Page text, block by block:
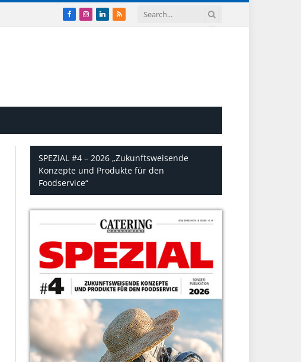
Facebook
Instagram
LinkedIn
RSS
SPEZIAL #4 – 2026 „Zukunftsweisende
Konzepte und Produkte für den
Foodservice“